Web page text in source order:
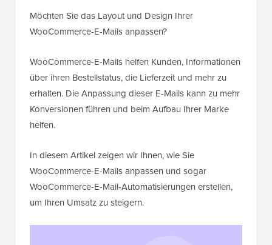
Möchten Sie das Layout und Design Ihrer
WooCommerce-E-Mails anpassen?
WooCommerce-E-Mails helfen Kunden, Informationen
über ihren Bestellstatus, die Lieferzeit und mehr zu
erhalten. Die Anpassung dieser E-Mails kann zu mehr
Konversionen führen und beim Aufbau Ihrer Marke
helfen.
In diesem Artikel zeigen wir Ihnen, wie Sie
WooCommerce-E-Mails anpassen und sogar
WooCommerce-E-Mail-Automatisierungen erstellen,
um Ihren Umsatz zu steigern.